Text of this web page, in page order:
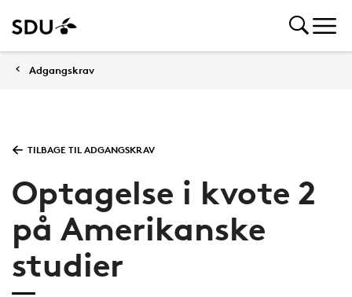
Adgangskrav
TILBAGE TIL ADGANGSKRAV
Optagelse i kvote 2
på Amerikanske
studier